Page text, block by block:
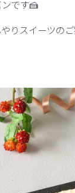
です🍰
りスイーツの